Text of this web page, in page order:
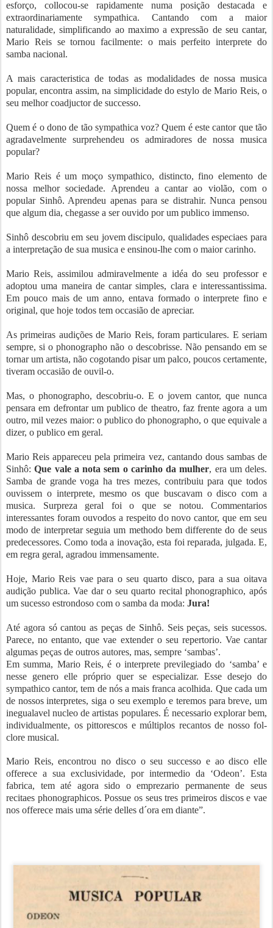
esforço, collocou-se rapidamente numa posição destacada e
extraordinariamente sympathica. Cantando com a maior
naturalidade, simplificando ao maximo a expressão de seu cantar,
Mario Reis se tornou facilmente: o mais perfeito interprete do
samba nacional.
A mais caracteristica de todas as modalidades de nossa musica
popular, encontra assim, na simplicidade do estylo de Mario Reis, o
seu melhor coadjuctor de successo.
Quem é o dono de tão sympathica voz? Quem é este cantor que tão
agradavelmente surprehendeu os admiradores de nossa musica
popular?
Mario Reis é um moço sympathico, distincto, fino elemento de
nossa melhor sociedade. Aprendeu a cantar ao violão, com o
popular Sinhô. Aprendeu apenas para se distrahir. Nunca pensou
que algum dia, chegasse a ser ouvido por um publico immenso.
Sinhô descobriu em seu jovem discipulo, qualidades especiaes para
a interpretação de sua musica e ensinou-lhe com o maior carinho.
Mario Reis, assimilou admiravelmente a idéa do seu professor e
adoptou uma maneira de cantar simples, clara e interessantissima.
Em pouco mais de um anno, entava formado o interprete fino e
original, que hoje todos tem occasião de apreciar.
As primeiras audições de Mario Reis, foram particulares. E seriam
sempre, si o phonographo não o descobrisse. Não pensando em se
tornar um artista, não cogotando pisar um palco, poucos certamente,
tiveram occasião de ouvil-o.
Mas, o phonographo, descobriu-o. E o jovem cantor, que nunca
pensara em defrontar um publico de theatro, faz frente agora a um
outro, mil vezes maior: o publico do phonographo, o que equivale a
dizer, o publico em geral.
Mario Reis appareceu pela primeira vez, cantando dous sambas de
Sinhô:Que vale a nota sem o carinho da mulher, era um deles.
Samba de grande voga ha tres mezes, contribuiu para que todos
ouvissem o interprete, mesmo os que buscavam o disco com a
musica. Surpreza geral foi o que se notou. Commentarios
interessantes foram ouvodos a respeito do novo cantor, que em seu
modo de interpretar seguia um methodo bem differente do de seus
predecessores. Como toda a inovação, esta foi reparada, julgada. E,
em regra geral, agradou immensamente.
Hoje, Mario Reis vae para o seu quarto disco, para a sua oitava
audição publica. Vae dar o seu quarto recital phonographico, após
um sucesso estrondoso com o samba da moda: Jura!
Até agora só cantou as peças de Sinhô. Seis peças, seis sucessos.
Parece, no entanto, que vae extender o seu repertorio. Vae cantar
algumas peças de outros autores, mas, sempre ‘sambas’.
Em summa, Mario Reis, é o interprete previlegiado do ‘samba’ e
nesse genero elle próprio quer se especializar. Esse desejo do
sympathico cantor, tem de nós a mais franca acolhida. Que cada um
de nossos interpretes, siga o seu exemplo e teremos para breve, um
inegualavel nucleo de artistas populares. É necessario explorar bem,
individualmente, os pittorescos e múltiplos recantos de nosso fol-
clore musical.
Mario Reis, encontrou no disco o seu successo e ao disco elle
offerece a sua exclusividade, por intermedio da ‘Odeon’. Esta
fabrica, tem até agora sido o emprezario permanente de seus
recitaes phonographicos. Possue os seus tres primeiros discos e vae
nos offerece mais uma série delles d´ora em diante”.